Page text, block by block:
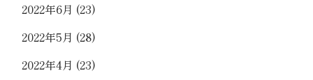
2022年6月 (23)
2022年5月 (28)
2022年4月 (23)